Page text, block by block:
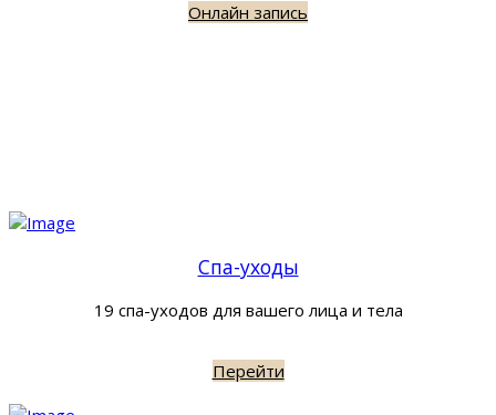
Онлайн запись
Спа-уходы
19 спа-уходов для вашего лица и тела
Перейти